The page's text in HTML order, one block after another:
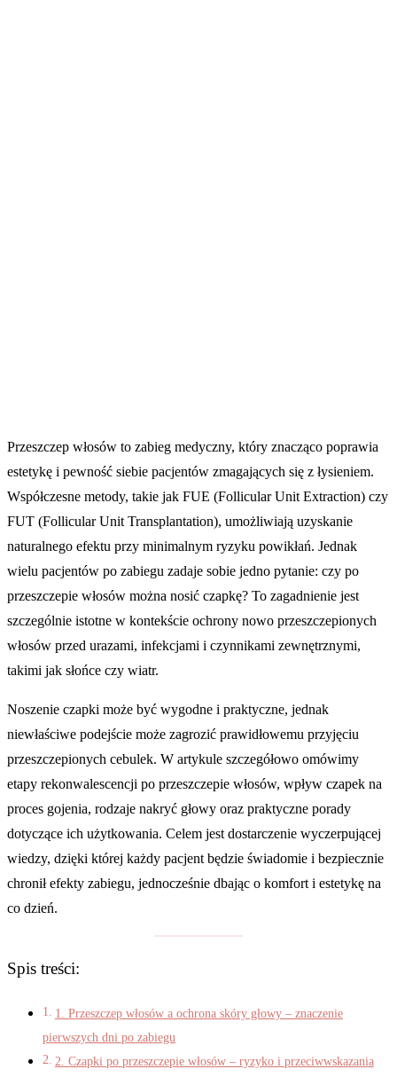
Przeszczep włosów to zabieg medyczny, który znacząco poprawia
estetykę i pewność siebie pacjentów zmagających się z łysieniem.
Współczesne metody, takie jak FUE (Follicular Unit Extraction) czy
FUT (Follicular Unit Transplantation), umożliwiają uzyskanie
naturalnego efektu przy minimalnym ryzyku powikłań. Jednak
wielu pacjentów po zabiegu zadaje sobie jedno pytanie: czy po
przeszczepie włosów można nosić czapkę? To zagadnienie jest
szczególnie istotne w kontekście ochrony nowo przeszczepionych
włosów przed urazami, infekcjami i czynnikami zewnętrznymi,
takimi jak słońce czy wiatr.
Noszenie czapki może być wygodne i praktyczne, jednak
niewłaściwe podejście może zagrozić prawidłowemu przyjęciu
przeszczepionych cebulek. W artykule szczegółowo omówimy
etapy rekonwalescencji po przeszczepie włosów, wpływ czapek na
proces gojenia, rodzaje nakryć głowy oraz praktyczne porady
dotyczące ich użytkowania. Celem jest dostarczenie wyczerpującej
wiedzy, dzięki której każdy pacjent będzie świadomie i bezpiecznie
chronił efekty zabiegu, jednocześnie dbając o komfort i estetykę na
co dzień.
Spis treści:
1. Przeszczep włosów a ochrona skóry głowy – znaczenie
pierwszych dni po zabiegu
2. Czapki po przeszczepie włosów – ryzyko i przeciwwskazania